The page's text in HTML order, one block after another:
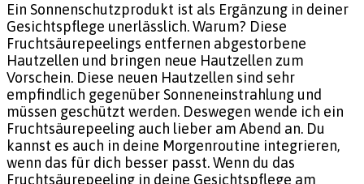
Ein Sonnenschutzprodukt ist als Ergänzung in deiner
Gesichtspflege unerlässlich. Warum? Diese
Fruchtsäurepeelings entfernen abgestorbene
Hautzellen und bringen neue Hautzellen zum
Vorschein. Diese neuen Hautzellen sind sehr
empfindlich gegenüber Sonneneinstrahlung und
müssen geschützt werden. Deswegen wende ich ein
Fruchtsäurepeeling auch lieber am Abend an. Du
kannst es auch in deine Morgenroutine integrieren,
wenn das für dich besser passt. Wenn du das
Fruchtsäurepeeling in deine Gesichtspflege am